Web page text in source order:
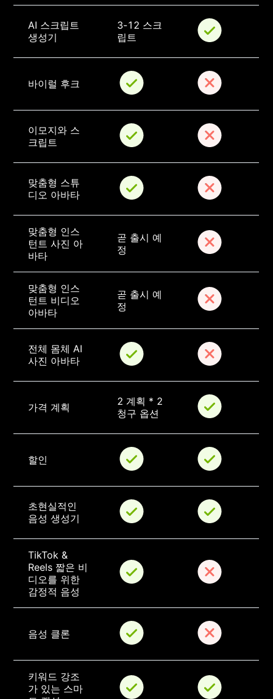
AI 스크립트
생성기
3-12 스크
립트
바이럴 후크
이모지와 스
크립트
맞춤형 스튜
디오 아바타
맞춤형 인스
턴트 사진 아
바타
곧 출시 예
정
맞춤형 인스
턴트 비디오
아바타
곧 출시 예
정
전체 몸체 AI
사진 아바타
가격 계획
2 계획 * 2
청구 옵션
할인
초현실적인
음성 생성기
TikTok &
Reels 짧은 비
디오를 위한
감정적 음성
음성 클론
키워드 강조
가 있는 스마